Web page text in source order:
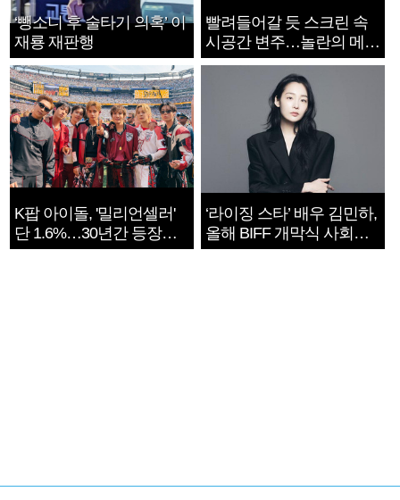
‘뺑소니 후 술타기 의혹’ 이
재룡 재판행
빨려들어갈 듯 스크린 속
시공간 변주…놀란의 메시
지는 ‘전쟁 속죄’
K팝 아이돌, '밀리언셀러'
단 1.6%…30년간 등장
1182개팀 전수조사
‘라이징 스타’ 배우 김민하,
올해 BIFF 개막식 사회자
확정